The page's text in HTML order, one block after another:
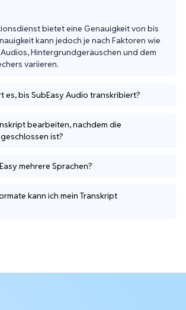
bietet eine Genauigkeit von bis
kann jedoch je nach Faktoren wie
Hintergrundgeräuschen und dem
variieren.
es, bis SubEasy Audio transkribiert?
bearbeiten, nachdem die
ist?
mehrere Sprachen?
kann ich mein Transkript